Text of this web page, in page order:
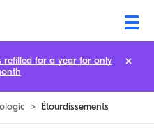
> Étourdissements
refilled for a year for only